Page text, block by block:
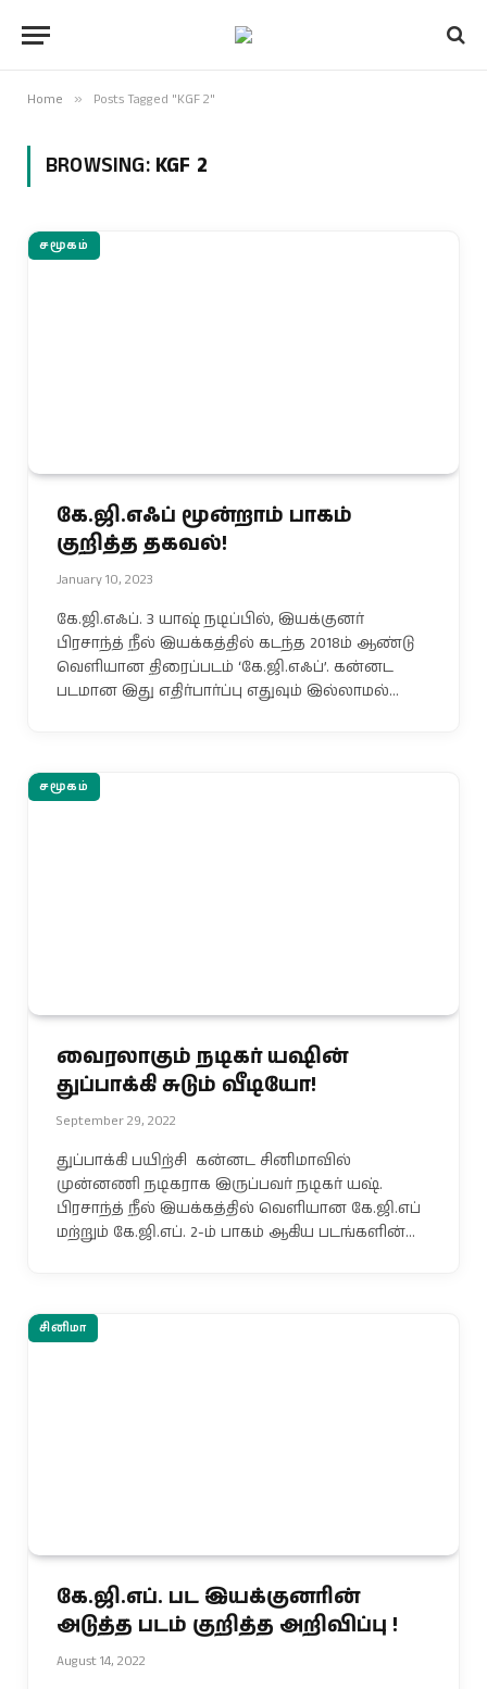
Home » Posts Tagged "KGF 2"
BROWSING: KGF 2
சமூகம்
கே.ஜி.எஃப் மூன்றாம் பாகம்
குறித்த தகவல்!
January 10, 2023
கே.ஜி.எஃப். 3 யாஷ் நடிப்பில், இயக்குனர்
பிரசாந்த் நீல் இயக்கத்தில் கடந்த 2018ம் ஆண்டு
வெளியான திரைப்படம் ‘கே.ஜி.எஃப்’. கன்னட
படமான இது எதிர்பார்ப்பு எதுவும் இல்லாமல்…
சமூகம்
வைரலாகும் நடிகர் யஷின்
துப்பாக்கி சுடும் வீடியோ!
September 29, 2022
துப்பாக்கி பயிற்சி கன்னட சினிமாவில்
முன்னணி நடிகராக இருப்பவர் நடிகர் யஷ்.
பிரசாந்த் நீல் இயக்கத்தில் வெளியான கே.ஜி.எப்
மற்றும் கே.ஜி.எப். 2-ம் பாகம் ஆகிய படங்களின்…
சினிமா
கே.ஜி.எப். பட இயக்குனரின்
அடுத்த படம் குறித்த அறிவிப்பு !
August 14, 2022